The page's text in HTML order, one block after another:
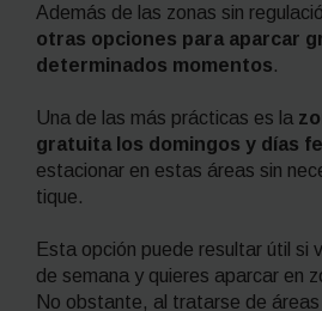
Además de las zonas sin
otras opciones para aparcar
determinados momentos.
Una de las más prácticas es la
gratuita los domingos y días
estacionar en estas áreas sin
tique.
Esta opción puede resultar útil si
de semana y quieres aparcar en
No obstante, al tratarse de